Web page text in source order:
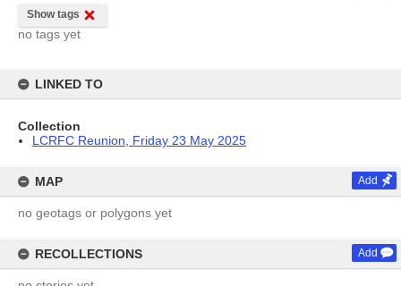
Show tags
no tags yet
LINKED TO
Collection
LCRFC Reunion, Friday 23 May 2025
MAP Add
no geotags or polygons yet
RECOLLECTIONS Add